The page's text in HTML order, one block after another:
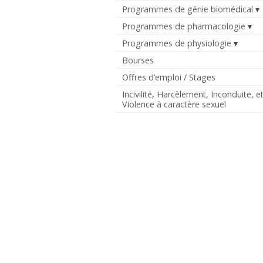
Programmes de génie biomédical
Programmes de pharmacologie
Programmes de physiologie
Bourses
Offres d’emploi / Stages
Incivilité, Harcèlement, Inconduite,
Violence à caractère sexuel